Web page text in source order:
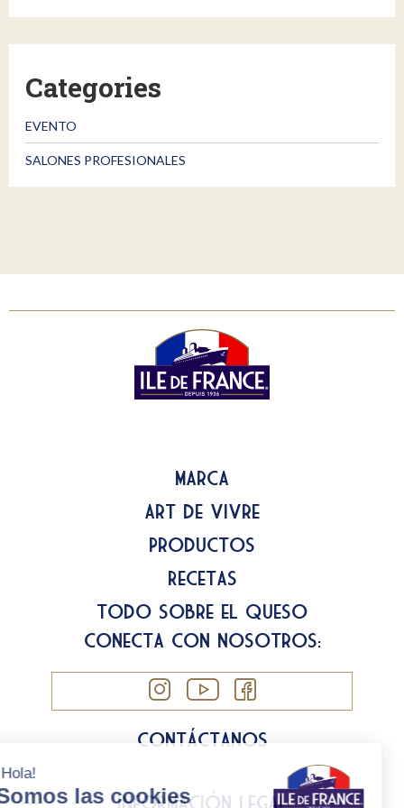
Categories
EVENTO
SALONES PROFESIONALES
Marca
Art de Vivre
Productos
Recetas
Todo sobre el queso
Conecta con nosotros:
Contáctanos
Información legal